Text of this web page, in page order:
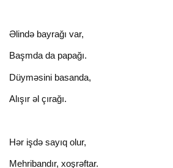
Əlində bayrağı var,
Başmda da papağı.
Düyməsini basanda,
Alışır əl çırağı.
Нər işdə sayıq olur,
Mehribandır, xoşrəftar.